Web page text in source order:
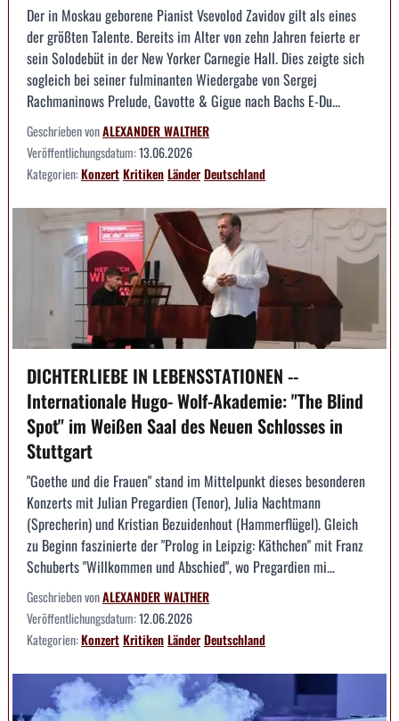
Der in Moskau geborene Pianist Vsevolod Zavidov gilt als eines
der größten Talente. Bereits im Alter von zehn Jahren feierte er
sein Solodebüt in der New Yorker Carnegie Hall. Dies zeigte sich
sogleich bei seiner fulminanten Wiedergabe von Sergej
Rachmaninows Prelude, Gavotte & Gigue nach Bachs E-Du...
Geschrieben vonALEXANDER WALTHER
Veröffentlichungsdatum:13.06.2026
Kategorien:KonzertKritikenLänderDeutschland
DICHTERLIEBE IN LEBENSSTATIONEN --
Internationale Hugo- Wolf-Akademie: "The Blind
Spot" im Weißen Saal des Neuen Schlosses in
Stuttgart
"Goethe und die Frauen" stand im Mittelpunkt dieses besonderen
Konzerts mit Julian Pregardien (Tenor), Julia Nachtmann
(Sprecherin) und Kristian Bezuidenhout (Hammerflügel). Gleich
zu Beginn faszinierte der "Prolog in Leipzig: Käthchen" mit Franz
Schuberts "Willkommen und Abschied", wo Pregardien mi...
Geschrieben vonALEXANDER WALTHER
Veröffentlichungsdatum:12.06.2026
Kategorien:KonzertKritikenLänderDeutschland